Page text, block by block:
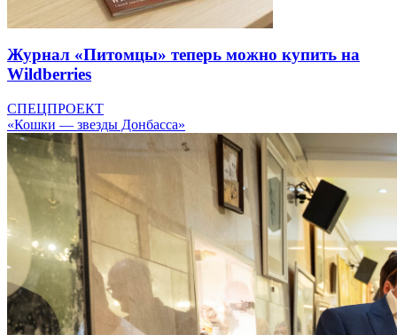
Журнал «Питомцы» теперь можно купить на
Wildberries
СПЕЦПРОЕКТ
«Кошки — звезды Донбасса»